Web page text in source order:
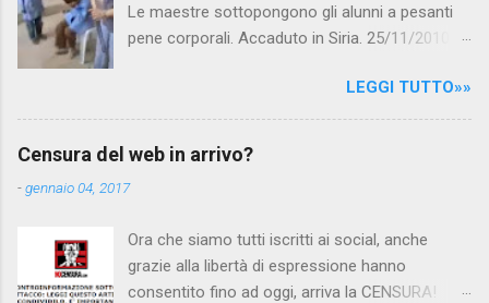
Le maestre sottopongono gli alunni a pesanti
pene corporali. Accaduto in Siria. 25/11/2010
Canale 5 "Forum" si è interessato al caso,
interpellando prontamente l'ambasciata siriana,
per fare luce sulla vicenda: è emerso che il
scuola. LEGGI IL SERVIZIO . staff
nocensura.com Condividi su Facebook
LEGGI TUTTO»»
Censura del web in arrivo?
-gennaio 04, 2017
Ora che siamo tutti iscritti ai social, anche
grazie alla libertà di espressione hanno
consentito fino ad oggi, arriva la CENSURA!